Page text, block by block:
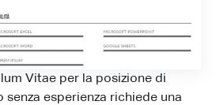
Vitae per la posizione di
senza esperienza richiede una